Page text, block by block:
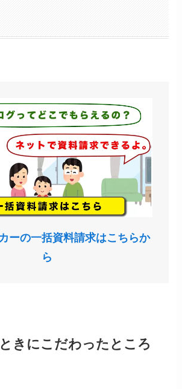
ーの一括資料請求はこちらか
ら
きにこだわったところ